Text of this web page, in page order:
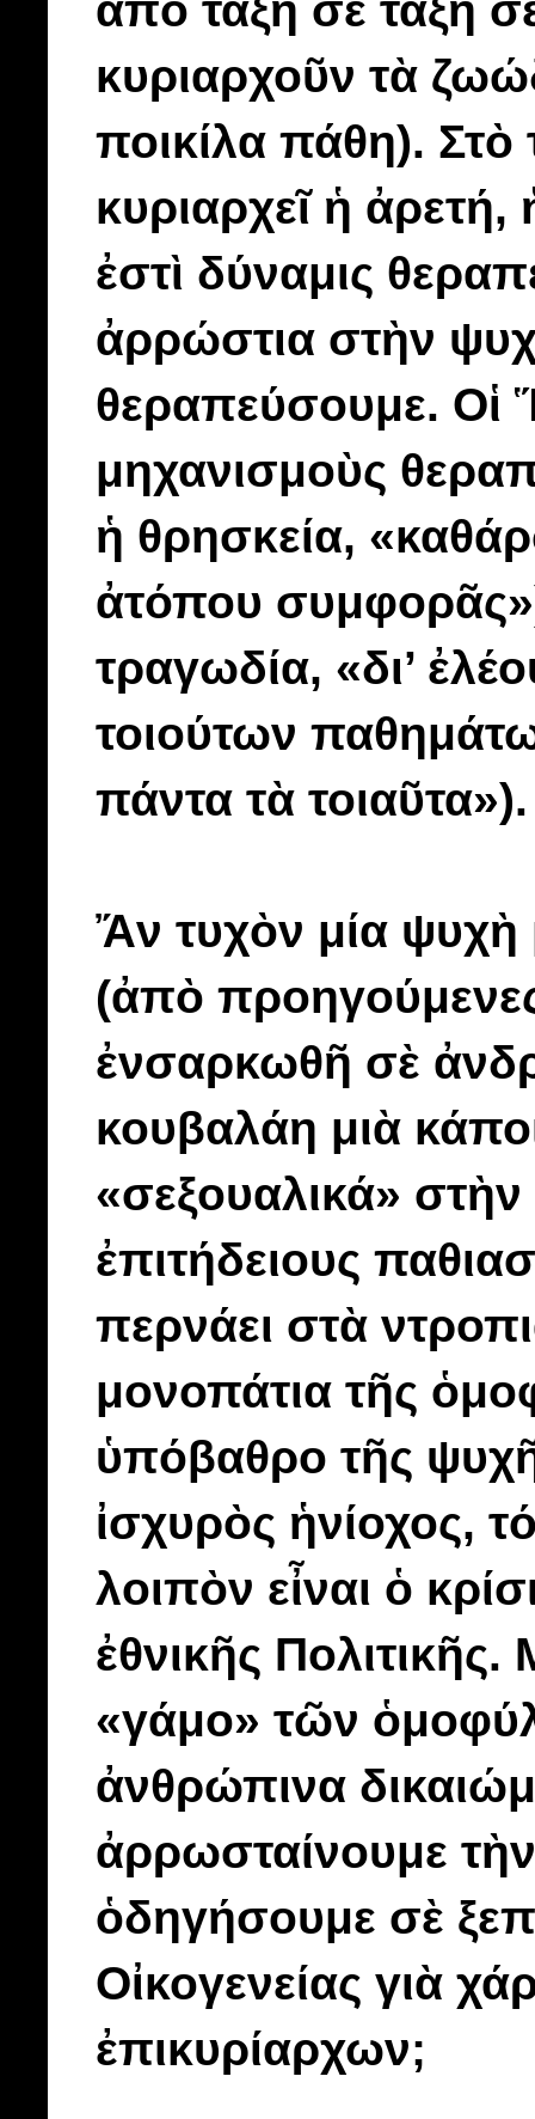
κυριαρχοῦν τὰ
ποικίλα πάθη). Στὸ
κυριαρχεῖ ἡ
ἐστὶ δύναμις
ἀρρώστια στὴν
θεραπεύσουμε. Οἱ
μηχανισμοὺς
ἡ θρησκεία,
ἀτόπου
τραγωδία, «δι’
τοιούτων
πάντα τὰ τοιαῦτα»).
Ἄν τυχὸν μία ψυχὴ
(ἀπὸ
ἐνσαρκωθῆ σὲ
κουβαλάη μιὰ
«σεξουαλικά»
ἐπιτήδειους
περνάει στὰ
μονοπάτια τῆς
ὑπόβαθρο τῆς
ἰσχυρὸς ἡνίοχος,
λοιπὸν εἶναι ὁ
ἐθνικῆς
«γάμο» τῶν
ἀνθρώπινα
ἀρρωσταίνουμε
ὁδηγήσουμε σὲ
Οἰκογενείας γιὰ
ἐπικυρίαρχων;